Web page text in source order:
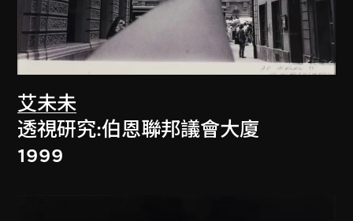
艾未未
透視研究:伯恩聯邦議會大廈
1999